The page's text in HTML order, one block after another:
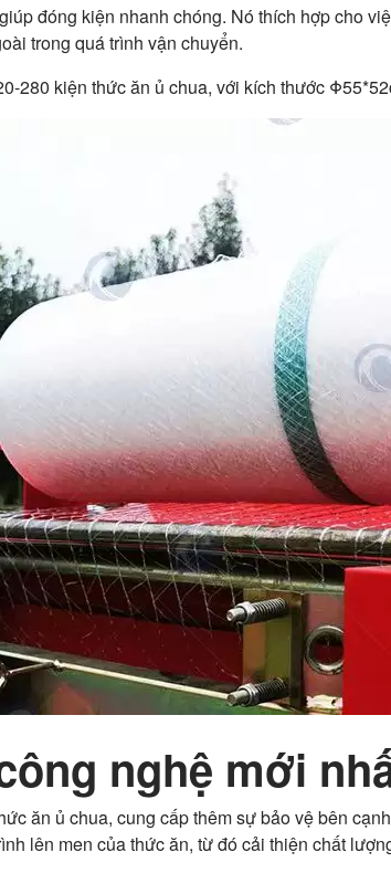
đóng kiện nhanh chóng. Nó thích hợp cho
trong quá trình vận chuyển.
280 kiện thức ăn ủ chua, với kích thước
nghệ mới
ăn ủ chua, cung cấp thêm sự bảo vệ bên
lên men của thức ăn, từ đó cải thiện chất